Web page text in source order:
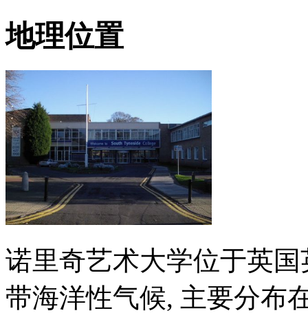
地理位置
诺里奇艺术大学位于英
带海洋性气候, 主要分布